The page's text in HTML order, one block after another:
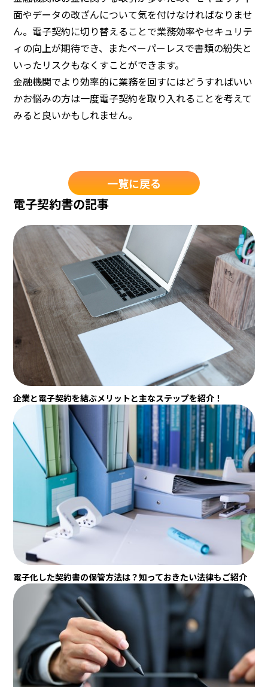
面やデータの改ざんについて気を付けなければなりませ
ん。電子契約に切り替えることで業務効率やセキュリテ
ィの向上が期待でき、またペーパーレスで書類の紛失と
いったリスクもなくすことができます。
金融機関でより効率的に業務を回すにはどうすればいい
かお悩みの方は一度電子契約を取り入れることを考えて
みると良いかもしれません。
一覧に戻る
電子契約書の記事
企業と電子契約を結ぶメリットと主なステップを紹介！
電子化した契約書の保管方法は？知っておきたい法律もご紹介